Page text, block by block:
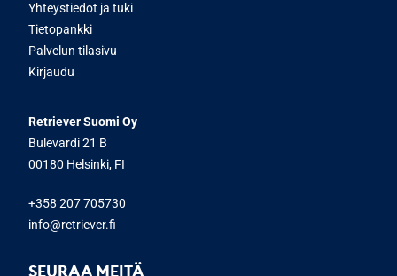
Yhteystiedot ja tuki
Tietopankki
Palvelun tilasivu
Kirjaudu
Retriever Suomi Oy
Bulevardi 21 B
00180 Helsinki, FI
+358 207 705730
info@retriever.fi
SEURAA MEITÄ